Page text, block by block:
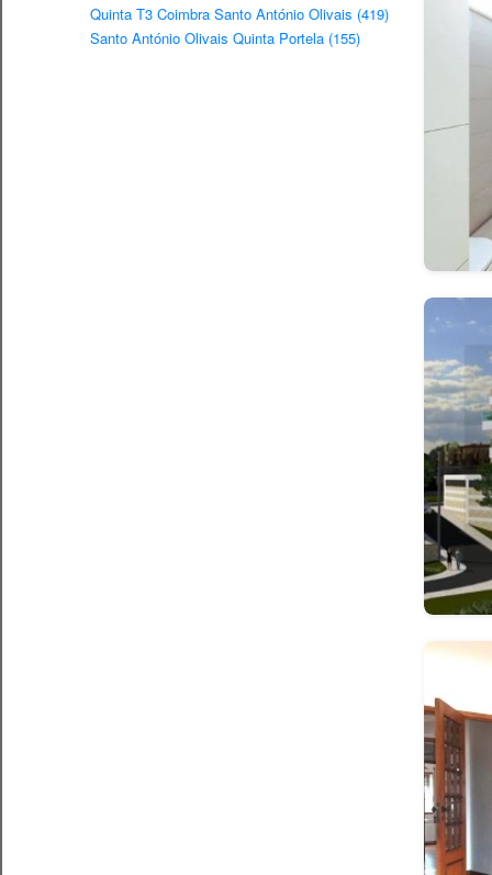
Quinta T3 Coimbra Santo António Olivais (419)
Santo António Olivais Quinta Portela (155)